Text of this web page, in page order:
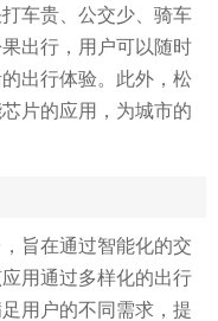
车贵、公交少、骑车
出行，用户可以随时
出行体验。此外，松
片的应用，为城市的
旨在通过智能化的交
用通过多样化的出行
用户的不同需求，提